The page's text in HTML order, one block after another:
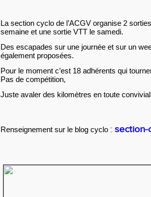
La section cyclo de l’ACGV organise 2
semaine et une sortie VTT le samedi.
Des escapades sur une journée et sur un
également proposées.
Pour le moment c’est 18 adhérents qui
Pas de compétition,
Juste avaler des kilomètres en toute
Renseignement sur le blog cyclo : section-